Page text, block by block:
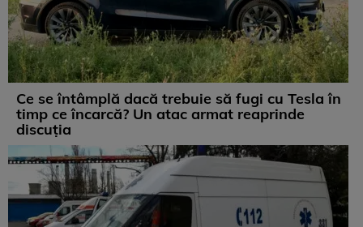
Ce se întâmplă dacă trebuie să fugi cu Tesla în
timp ce încarcă? Un atac armat reaprinde
discuția